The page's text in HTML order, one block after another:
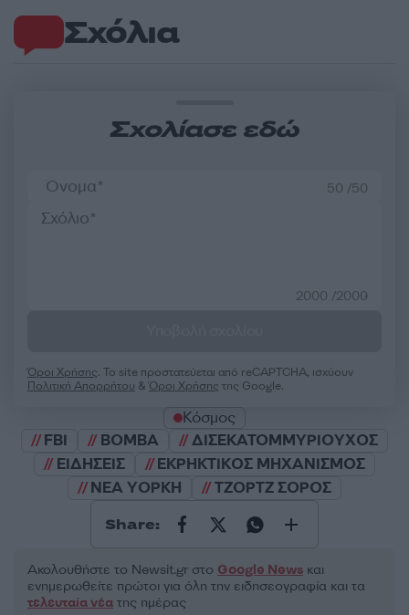
Σχόλια
Σχολίασε εδώ
50 /50
2000 /2000
Όροι Χρήσης. Το site προστατεύεται από reCAPTCHA, ισχύουν
Πολιτική Απορρήτου &Όροι Χρήσης της Google.
Κόσμος
FBI
ΒΟΜΒΑ
ΔΙΣΕΚΑΤΟΜΜΥΡΙΟΥΧΟΣ
ΕΙΔΗΣΕΙΣ
ΕΚΡΗΚΤΙΚΟΣ ΜΗΧΑΝΙΣΜΟΣ
ΝΕΑ ΥΟΡΚΗ
ΤΖΟΡΤΖ ΣΟΡΟΣ
Share:
Ακολουθήστε το Νewsit.gr στο Google News και
ενημερωθείτε πρώτοι για όλη την ειδησεογραφία και τα
τελευταία νέα της ημέρας